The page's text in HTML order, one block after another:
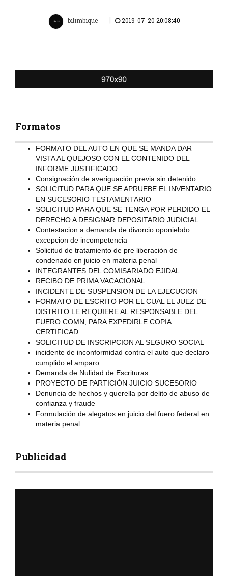
bilimbique | 2019-07-20 20:08:40
Formatos
FORMATO DEL AUTO EN QUE SE MANDA DAR
VISTA AL QUEJOSO CON EL CONTENIDO DEL
INFORME JUSTIFICADO
Consignación de averiguación previa sin detenido
SOLICITUD PARA QUE SE APRUEBE EL INVENTARIO
EN SUCESORIO TESTAMENTARIO
SOLICITUD PARA QUE SE TENGA POR PERDIDO EL
DERECHO A DESIGNAR DEPOSITARIO JUDICIAL
Contestacion a demanda de divorcio oponiebdo
excepcion de incompetencia
Solicitud de tratamiento de pre liberación de
condenado en juicio en materia penal
INTEGRANTES DEL COMISARIADO EJIDAL
RECIBO DE PRIMA VACACIONAL
INCIDENTE DE SUSPENSION DE LA EJECUCION
FORMATO DE ESCRITO POR EL CUAL EL JUEZ DE
DISTRITO LE REQUIERE AL RESPONSABLE DEL
FUERO COMN, PARA EXPEDIRLE COPIA
CERTIFICAD
SOLICITUD DE INSCRIPCION AL SEGURO SOCIAL
incidente de inconformidad contra el auto que declaro
cumplido el amparo
Demanda de Nulidad de Escrituras
PROYECTO DE PARTICIÓN JUICIO SUCESORIO
Denuncia de hechos y querella por delito de abuso de
confianza y fraude
Formulación de alegatos en juicio del fuero federal en
materia penal
Publicidad